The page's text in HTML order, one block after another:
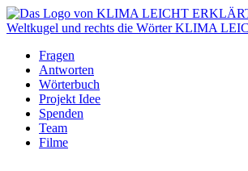
Fragen
Antworten
Wörterbuch
Projekt Idee
Spenden
Team
Filme